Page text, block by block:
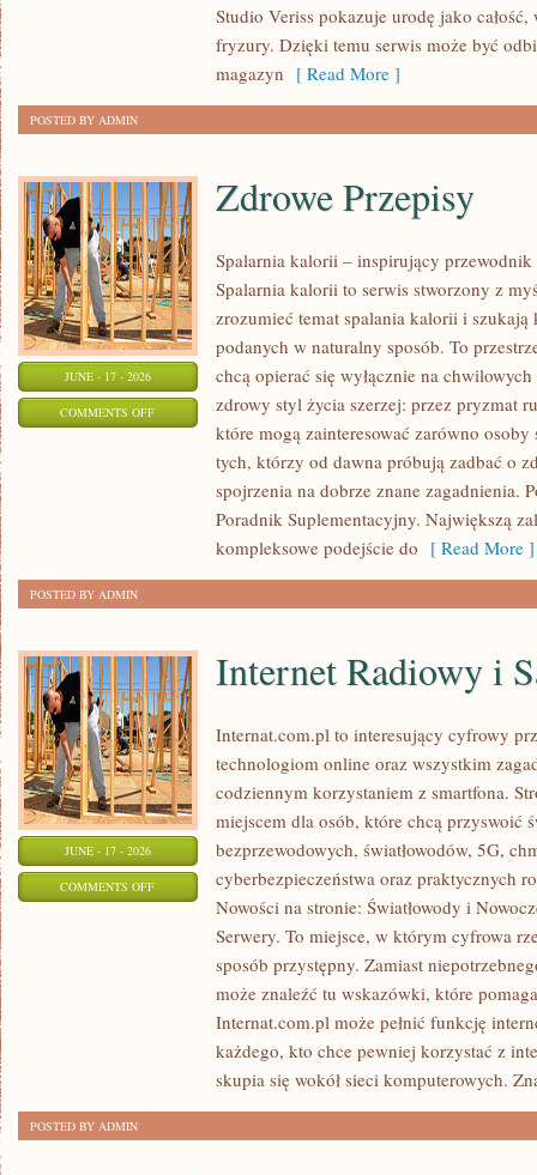
WIZAŻYSTÓWStudio Veriss pokazuje urodę jako
fryzury. Dzięki temu serwis może być
magazyn [ Read More ]
POSTED BY ADMIN
JUNE - 17 - 2026
COMMENTS OFFON
Zdrowe Przepisy
Spalarnia kalorii – inspirujący
Spalarnia kalorii to serwis stworzony z
zrozumieć temat spalania kalorii i
podanych w naturalny sposób. To
chcą opierać się wyłącznie na
zdrowy styl życia szerzej: przez pryzmat
które mogą zainteresować zarówno
tych, którzy od dawna próbują zadbać o
spojrzenia na dobrze znane zagadnienia.
Poradnik Suplementacyjny. Największą
kompleksowe podejście do [ Read More ]
POSTED BY ADMIN
JUNE - 17 - 2026
COMMENTS OFFON
SATELITARNY
Internet Radiowy i
Internat.com.pl to interesujący cyfrowy
technologiom online oraz wszystkim
codziennym korzystaniem z smartfona.
miejscem dla osób, które chcą przyswoić
bezprzewodowych, światłowodów, 5G,
cyberbezpieczeństwa oraz praktycznych
Nowości na stronie: Światłowody i
Serwery. To miejsce, w którym cyfrowa
sposób przystępny. Zamiast
może znaleźć tu wskazówki, które
Internat.com.pl może pełnić funkcję
każdego, kto chce pewniej korzystać z
skupia się wokół sieci komputerowych.
POSTED BY ADMIN